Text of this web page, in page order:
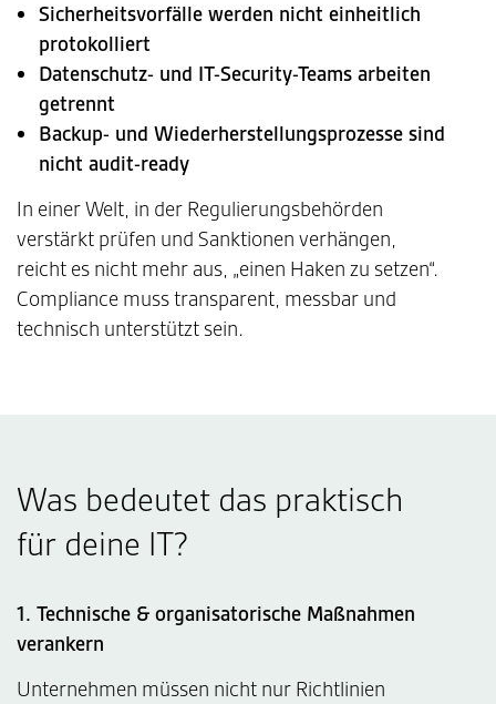
Sicherheitsvorfälle werden nicht einheitlich
protokolliert
Datenschutz- und IT-Security-Teams arbeiten
getrennt
Backup- und Wiederherstellungsprozesse sind
nicht audit-ready
In einer Welt, in der Regulierungsbehörden
verstärkt prüfen und Sanktionen verhängen,
reicht es nicht mehr aus, „einen Haken zu setzen“.
Compliance muss transparent, messbar und
technisch unterstützt sein.
Was bedeutet das praktisch
für deine IT?
1. Technische & organisatorische Maßnahmen
verankern
Unternehmen müssen nicht nur Richtlinien